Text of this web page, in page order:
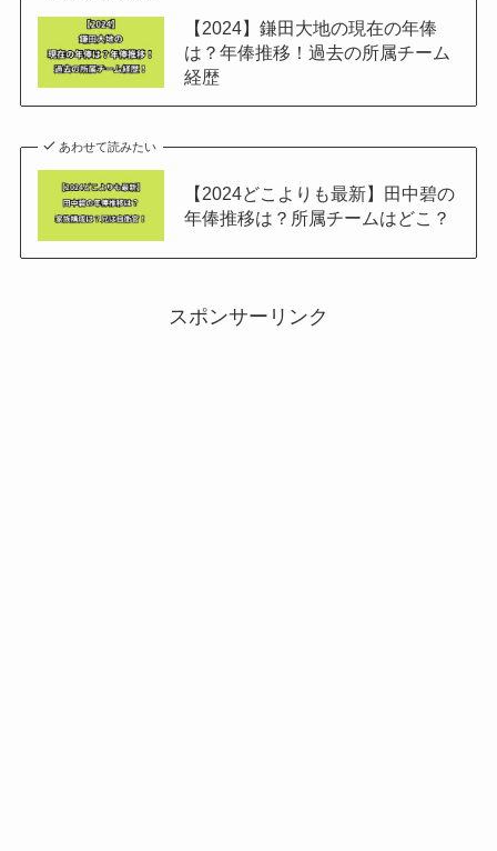
【2024】鎌田大地の現在の年俸
は？年俸推移！過去の所属チーム
経歴
あわせて読みたい
【2024どこよりも最新】田中碧の
年俸推移は？所属チームはどこ？
スポンサーリンク